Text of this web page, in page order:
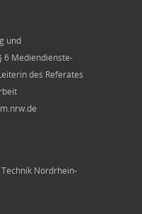
und
6 Mediendienste-
des Referates
Nordrhein-